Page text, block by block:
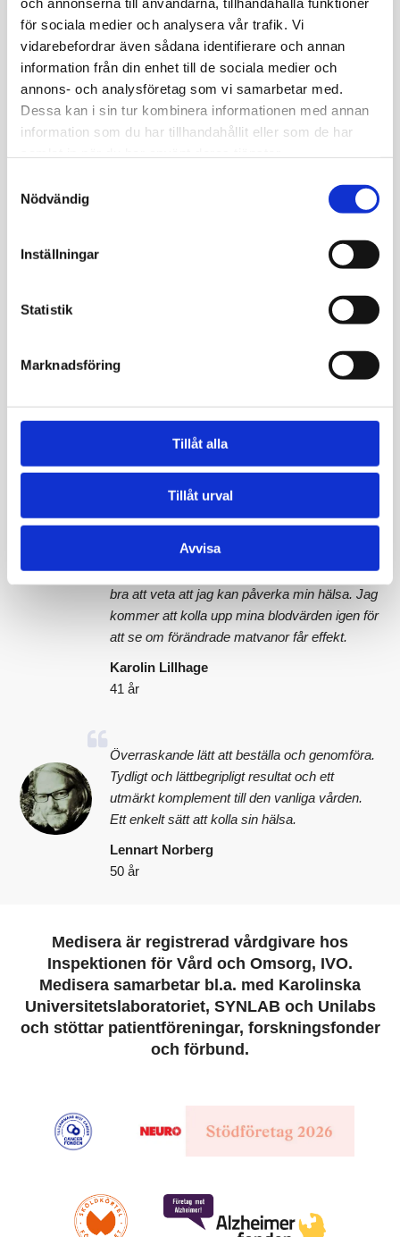
för sociala medier och analysera vår trafik. Vi
vidarebefordrar även sådana identifierare och annan
information från din enhet till de sociala medier och
annons- och analysföretag som vi samarbetar med.
Dessa kan i sin tur kombinera informationen med annan
information som du har tillhandahållit eller som de har
Nödvändig
Inställningar
Statistik
Marknadsföring
Tillåt alla
Tillåt urval
Avvisa
Att mitt D-vitaminvärde var så lågt hade jag
ingen aning om! Nu gör jag vad jag kan för att
och mindre värk än tidigare. Ser fram emot att
se om värdet är bättre nästa gång.
trovärdigt. Allt man behöver veta står på
lätt att se resultaten, alla värden såg bra ut
och det kändes toppen. Det var endast ett
värde som låg precis under gränsen, det skall
jag kolla upp!
41 år
Det överraskade mig att mitt järnvärde låg
Detta tror jag beror på att jag ätit mycket
nötter. Jag varierar nu min kost och undviker
överkonsumtion. Jag är piggare och det känns
bra att veta att jag kan påverka min hälsa. Jag
kommer att kolla upp mina blodvärden igen för
att se om förändrade matvanor får effekt.
Karolin Lillhage
41 år
Överraskande lätt att beställa och genomföra.
Tydligt och lättbegripligt resultat och ett
utmärkt komplement till den vanliga vården.
Ett enkelt sätt att kolla sin hälsa.
Lennart Norberg
50 år
Medisera är registrerad vårdgivare hos
Inspektionen för Vård och Omsorg, IVO.
Medisera samarbetar bl.a. med Karolinska
Universitetslaboratoriet, SYNLAB och Unilabs
och stöttar patientföreningar, forskningsfonder
och förbund.